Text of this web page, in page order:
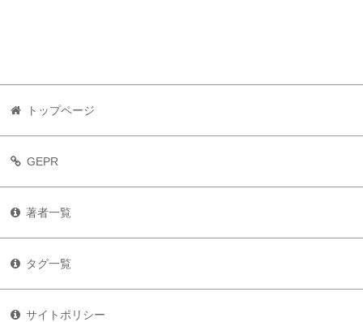
トップページ
GEPR
著者一覧
タグ一覧
サイトポリシー